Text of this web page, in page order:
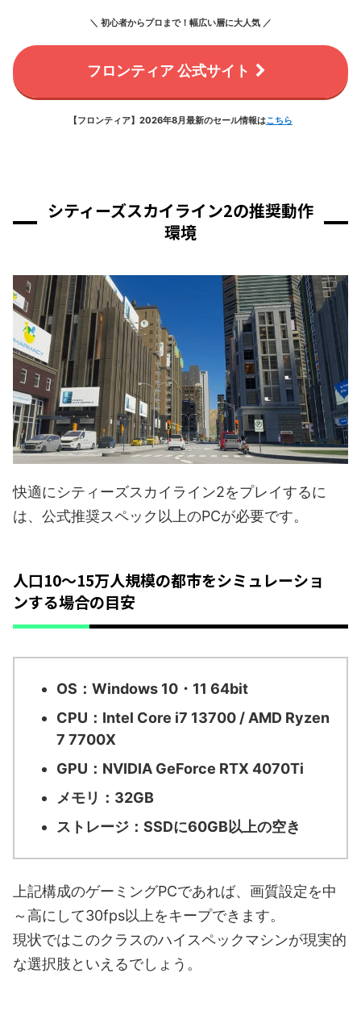
＼ 初心者からプロまで！幅広い層に大人気 ／
フロンティア 公式サイト
【フロンティア】2026年8月最新のセール情報はこちら
シティーズスカイライン2の推奨動作
環境
快適にシティーズスカイライン2をプレイするに
は、公式推奨スペック以上のPCが必要です。
人口10～15万人規模の都市をシミュレーショ
ンする場合の目安
OS：Windows 10・11 64bit
CPU：Intel Core i7 13700 / AMD Ryzen
7 7700X
GPU：NVIDIA GeForce RTX 4070Ti
メモリ：32GB
ストレージ：SSDに60GB以上の空き
上記構成のゲーミングPCであれば、画質設定を中
～高にして30fps以上をキープできます。
現状ではこのクラスのハイスペックマシンが現実的
な選択肢といえるでしょう。